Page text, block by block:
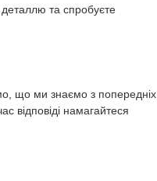
та спробуєте
що ми знаємо з попередніх.
відповіді намагайтеся